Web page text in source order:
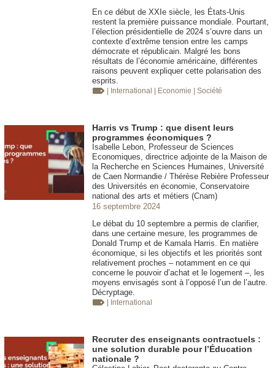
En ce début de XXIe siècle, les États-Unis
restent la première puissance mondiale. Pourtant,
l’élection présidentielle de 2024 s’ouvre dans un
contexte d’extrême tension entre les camps
démocrate et républicain. Malgré les bons
résultats de l’économie américaine, différentes
raisons peuvent expliquer cette polarisation des
esprits.
| International | Economie | Société
Harris vs Trump : que disent leurs
programmes économiques ?
Isabelle Lebon, Professeur de Sciences
Economiques, directrice adjointe de la Maison de
la Recherche en Sciences Humaines, Université
de Caen Normandie / Thérèse Rebière Professeur
des Universités en économie, Conservatoire
national des arts et métiers (Cnam)
16 septembre 2024
Le débat du 10 septembre a permis de clarifier,
dans une certaine mesure, les programmes de
Donald Trump et de Kamala Harris. En matière
économique, si les objectifs et les priorités sont
relativement proches – notamment en ce qui
concerne le pouvoir d’achat et le logement –, les
moyens envisagés sont à l’opposé l’un de l’autre.
Décryptage.
| International
Recruter des enseignants contractuels :
une solution durable pour l’Éducation
nationale ?